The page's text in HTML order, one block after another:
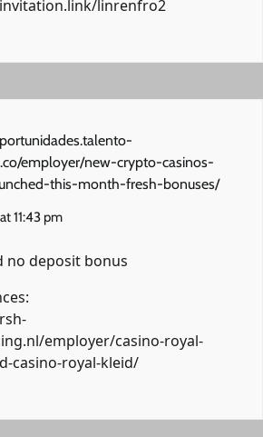
linrenfro2
employer/new-crypto-casinos-
this-month-fresh-bonuses/
11:43 pm
no deposit bonus
employer/casino-royal-
casino-royal-kleid/